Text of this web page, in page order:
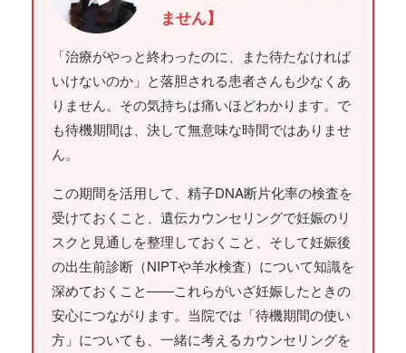
ません】
「治療がやっと終わったのに、また待たなければ
いけないのか」と落胆される患者さんも少なくあ
りません。その気持ちは痛いほどわかります。で
も待機期間は、決して無意味な時間ではありませ
ん。
この期間を活用して、精子DNA断片化率の検査を
受けておくこと、遺伝カウンセリングで妊娠のリ
スクと見通しを整理しておくこと、そして妊娠後
の出生前診断（NIPTや羊水検査）について知識を
深めておくこと——これらがいざ妊娠したときの
安心につながります。当院では「待機期間の使い
方」についても、一緒に考えるカウンセリングを